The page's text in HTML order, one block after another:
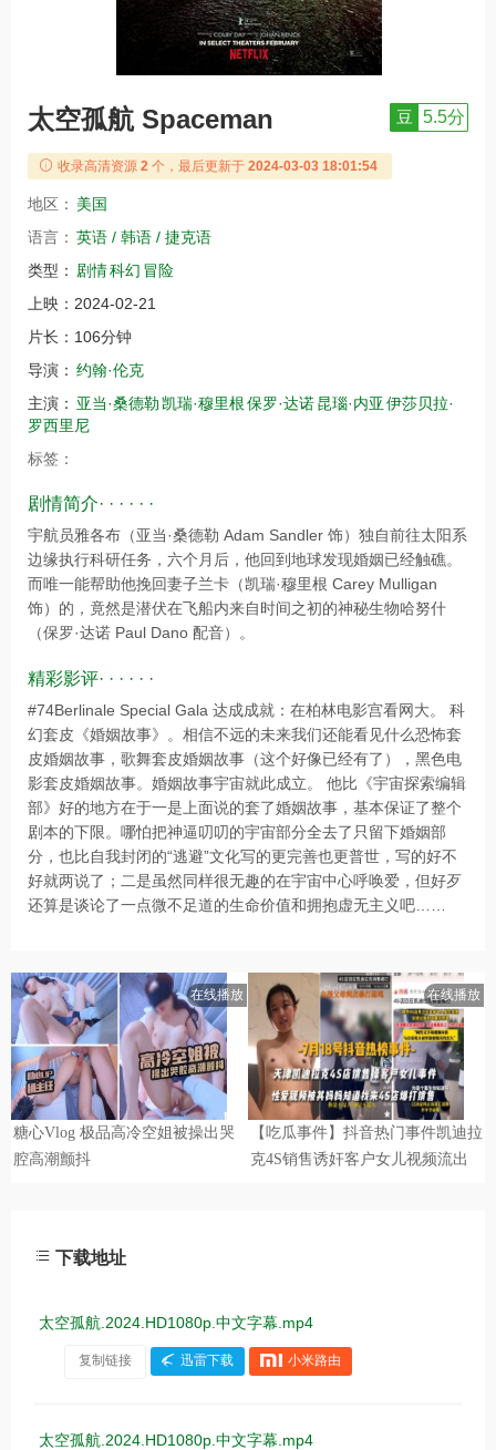
太空孤航 Spaceman 豆 5.5分
收录高清资源 2 个，最后更新于 2024-03-03 18:01:54
地区： 美国
语言： 英语 / 韩语 / 捷克语
类型： 剧情科幻 冒险
上映： 2024-02-21
片长： 106分钟
导演： 约翰·伦克
主演： 亚当·桑德勒凯瑞·穆里根保罗·达诺昆瑙·内亚伊莎贝拉·
罗西里尼
标签：
剧情简介· · · · · ·
宇航员雅各布（亚当·桑德勒 Adam Sandler 饰）独自前往太阳系
边缘执行科研任务，六个月后，他回到地球发现婚姻已经触礁。
而唯一能帮助他挽回妻子兰卡（凯瑞·穆里根 Carey Mulligan
饰）的，竟然是潜伏在飞船内来自时间之初的神秘生物哈努什
（保罗·达诺 Paul Dano 配音）。
精彩影评· · · · · ·
#74Berlinale Special Gala 达成成就：在柏林电影宫看网大。 科
幻套皮《婚姻故事》。相信不远的未来我们还能看见什么恐怖套
皮婚姻故事，歌舞套皮婚姻故事（这个好像已经有了），黑色电
影套皮婚姻故事。婚姻故事宇宙就此成立。 他比《宇宙探索编辑
部》好的地方在于一是上面说的套了婚姻故事，基本保证了整个
剧本的下限。哪怕把神逼叨叨的宇宙部分全去了只留下婚姻部
分，也比自我封闭的“逃避”文化写的更完善也更普世，写的好不
好就两说了；二是虽然同样很无趣的在宇宙中心呼唤爱，但好歹
还算是谈论了一点微不足道的生命价值和拥抱虚无主义吧……
下载地址
太空孤航.2024.HD1080p.中文字幕.mp4
复制链接 迅雷下载 小米路由
太空孤航.2024.HD1080p.中文字幕.mp4